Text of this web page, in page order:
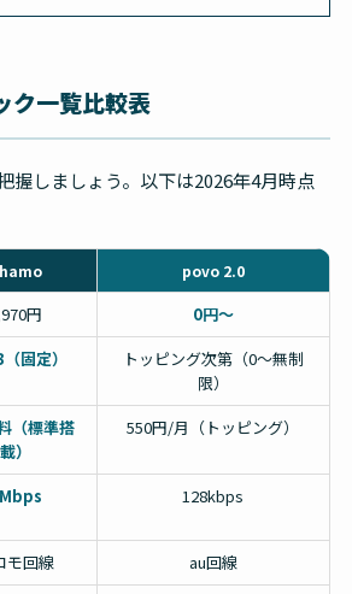
ク一覧比較表
握しましょう。以下は2026年4月時点
povo 2.0
円 0円〜
固定）
トッピング次第（0〜無制
限）
（標準搭
載）
550円/月（トッピング）
128kbps
モ回線 au回線